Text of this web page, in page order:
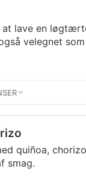
at lave en
velegnet
quiñoa,
smag.